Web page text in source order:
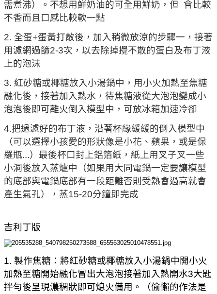
需煮沸）。不想用鮮奶油的可全用鮮奶，但 會比較
不香而且口感比較軟一點
2. 全蛋+蛋黃打散後，加入稍微放涼的步驟一，接著
用濾網過篩2-3次，以去除掉攪不散的蛋白及布丁液
上的泡沫
3. 紅砂糖或椰糖放入小湯鍋中，用小火加熱至焦糖
融化後，接著加入熱水，待焦糖液從大泡泡變成小
泡泡後即可離火倒入模型中，可放冰箱加速冷卻
4.把過濾好的布丁液，沿著杯緣緩緩的倒入模型中
（可以選擇小孩愛的形狀像是小花、蘋果，或是保
羅瓶...）最後杯口封上鋁箔紙，紙上用叉子叉一些
小洞後放入蒸爐中（如果用大同電鍋一定要讓模型
的底部與電鍋底部有一段距離否則受熱會過高就會
產生氣孔），蒸15-20分鐘即完成
吉利丁版
1. 製作焦糖：將紅砂糖或椰糖放入小湯鍋中開小火
加熱至糖開始融化冒出大泡泡接著加入熱開水3大匙
拌勻後呈現濃稠狀即可熄火備用。（偷懶的作法是